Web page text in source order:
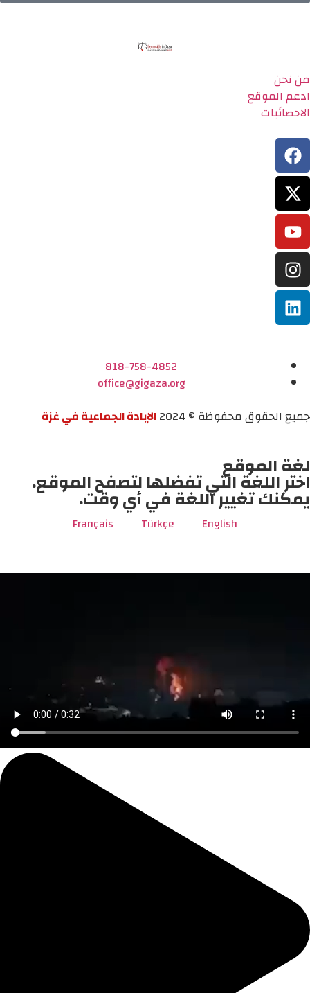
من نحن
ادعم الموقع
الاحصائيات
818-758-4852
office@gigaza.org
جميع الحقوق محفوظة © 2024
الإبادة الجماعية في غزة
لغة الموقع
اختر اللغة التي تفضلها لتصفح الموقع.
يمكنك تغيير اللغة في أي وقت.
English
Türkçe
Français